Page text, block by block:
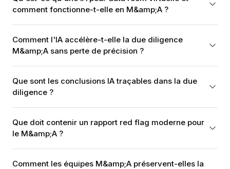
comment fonctionne-t-elle en M&amp;A ?
Comment l'IA accélère-t-elle la due diligence
M&amp;A sans perte de précision ?
Que sont les conclusions IA traçables dans la due
diligence ?
Que doit contenir un rapport red flag moderne pour
le M&amp;A ?
Comment les équipes M&amp;A préservent-elles la